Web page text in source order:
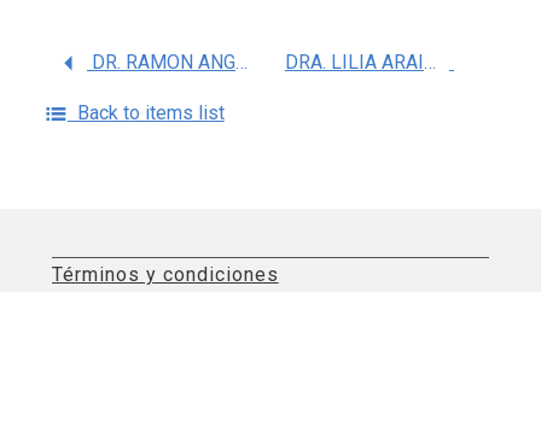
DR. RAMON ANGEL DURAZO ARVIZU DRA. LILIA ARAIDA HIDALGO BASTIDA
Back to items list
Términos y condiciones